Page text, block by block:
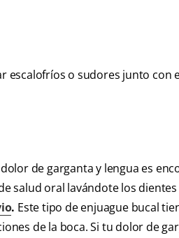
escalofríos o sudores junto con
de garganta y lengua es
salud oral lavándote los
. Este tipo de enjuague bucal
de la boca. Si tu dolor de